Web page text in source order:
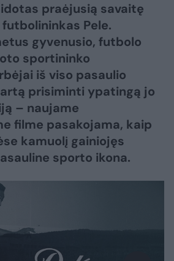
praėjusią savaitę
Pele.
gyvenusio, futbolo
sportininko
iš viso pasaulio
prisiminti ypatingą jo
– naujame
filme pasakojama, kaip
kamuolį gainiojęs
sporto ikona.